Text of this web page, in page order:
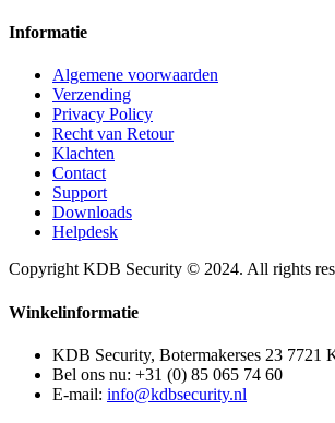
Informatie
Algemene voorwaarden
Verzending
Privacy Policy
Recht van Retour
Klachten
Contact
Support
Downloads
Helpdesk
Copyright KDB Security © 2024. All rights
Winkelinformatie
KDB Security, Botermakerses 23 7721
Bel ons nu: +31 (0) 85 065 74 60
E-mail: info@kdbsecurity.nl